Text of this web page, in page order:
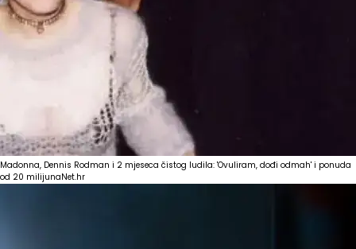
Madonna, Dennis Rodman i 2 mjeseca čistog ludila: 'Ovuliram, dođi odmah' i ponuda
od 20 milijunaNet.hr